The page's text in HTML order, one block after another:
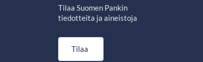
Tilaa Suomen Pankin
tiedotteita ja aineistoja
Tilaa